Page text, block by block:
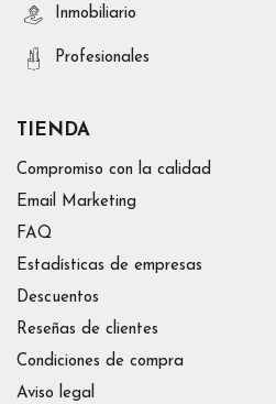
Inmobiliario
Profesionales
TIENDA
Compromiso con la calidad
Email Marketing
FAQ
Estadísticas de empresas
Descuentos
Reseñas de clientes
Condiciones de compra
Aviso legal